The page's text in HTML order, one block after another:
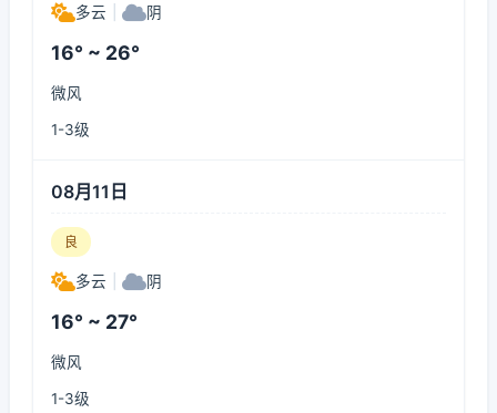
多云 阴
16° ~ 26°
微风
1-3级
08月11日
良
多云 阴
16° ~ 27°
微风
1-3级